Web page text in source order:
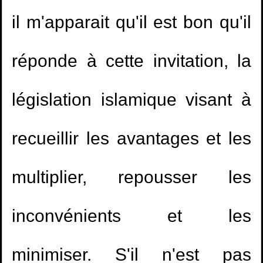
il m'apparait qu'il est bon qu'il
réponde à cette invitation, la
législation islamique visant à
recueillir les avantages et les
multiplier, repousser les
inconvénients et les
minimiser. S'il n'est pas